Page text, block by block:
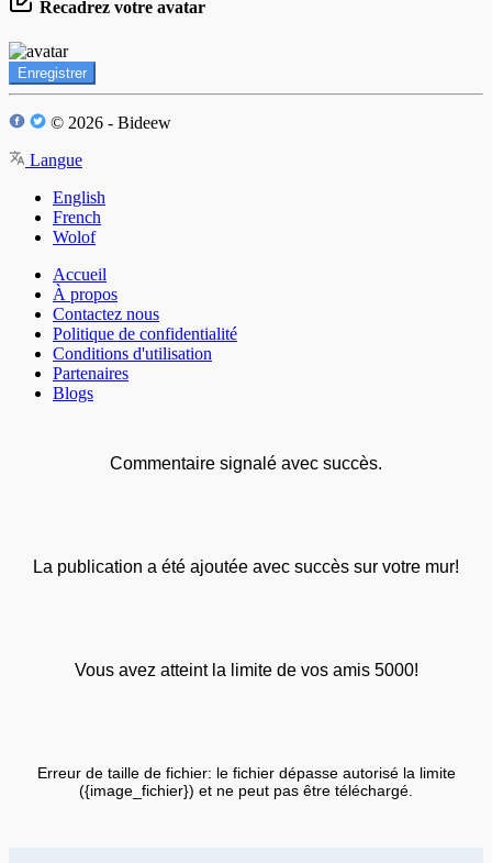
Recadrez votre avatar
Enregistrer
© 2026 - Bideew
Langue
English
French
Wolof
Accueil
À propos
Contactez nous
Politique de confidentialité
Conditions d'utilisation
Partenaires
Blogs
Commentaire signalé avec succès.
La publication a été ajoutée avec succès sur votre mur!
Vous avez atteint la limite de vos amis 5000!
Erreur de taille de fichier: le fichier dépasse autorisé la limite
({image_fichier}) et ne peut pas être téléchargé.